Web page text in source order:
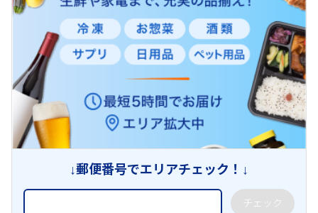
↓郵便番号でエリアチェック！↓
チェック